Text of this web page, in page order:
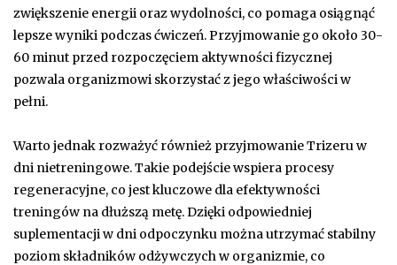
zwiększenie energii oraz wydolności, co pomaga osiągnąć
lepsze wyniki podczas ćwiczeń. Przyjmowanie go około 30-
60 minut przed rozpoczęciem aktywności fizycznej
pozwala organizmowi skorzystać z jego właściwości w
pełni.
Warto jednak rozważyć również przyjmowanie Trizeru w
dni nietreningowe. Takie podejście wspiera procesy
regeneracyjne, co jest kluczowe dla efektywności
treningów na dłuższą metę. Dzięki odpowiedniej
suplementacji w dni odpoczynku można utrzymać stabilny
poziom składników odżywczych w organizmie, co